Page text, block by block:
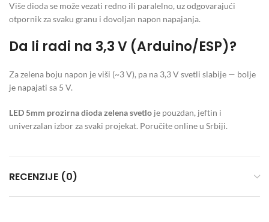
Više dioda se može vezati redno ili paralelno, uz odgovarajući
otpornik za svaku granu i dovoljan napon napajanja.
Da li radi na 3,3 V (Arduino/ESP)?
Za zelena boju napon je viši (~3 V), pa na 3,3 V svetli slabije — bolje
je napajati sa 5 V.
LED 5mm prozirna dioda zelena svetlo je pouzdan, jeftin i
univerzalan izbor za svaki projekat. Poručite online u Srbiji.
RECENZIJE (0)